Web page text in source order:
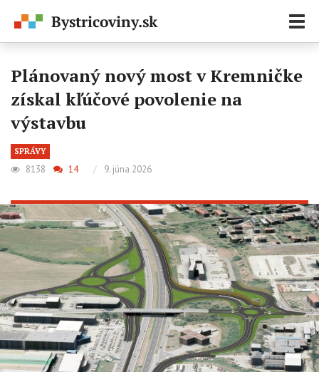
Plánovaný nový most v Kremničke
získal kľúčové povolenie na
výstavbu
SPRÁVY
8138 14 / 9. júna 2026